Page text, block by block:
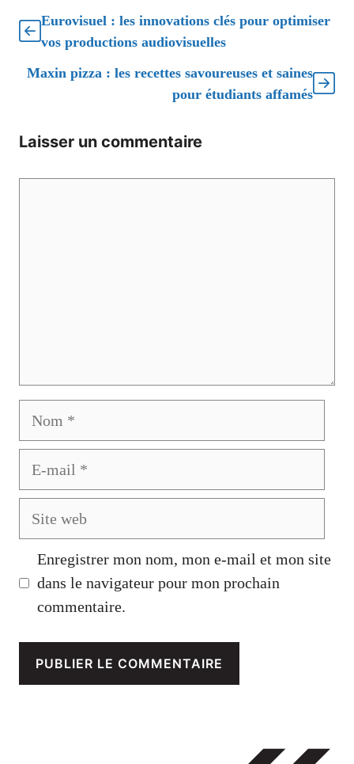
Eurovisuel : les innovations clés pour optimiser
vos productions audiovisuelles
Maxin pizza : les recettes savoureuses et saines
pour étudiants affamés
Laisser un commentaire
Enregistrer mon nom, mon e-mail et mon site
dans le navigateur pour mon prochain
commentaire.